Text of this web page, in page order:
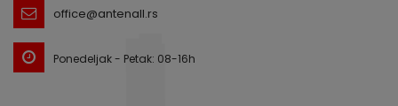
office@antenall.rs
Ponedeljak - Petak: 08-16h